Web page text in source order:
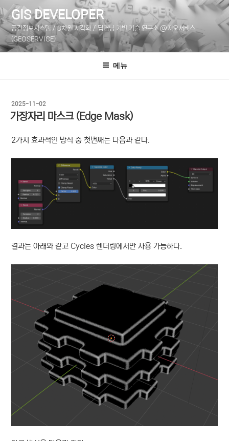
텐
츠
로
바
GIS DEVELOPER
공간정보시스템 / 3차원 시각화 / 딥러닝 기반 기술 연구소 @지오서비스
(GEOSERVICE)
메뉴
작
성
2025-11-02
가장자리 마스크 (Edge Mask)
2가지 효과적인 방식 중 첫번째는 다음과 같다.
결과는 아래와 같고 Cycles 렌더링에서만 사용 가능하다.